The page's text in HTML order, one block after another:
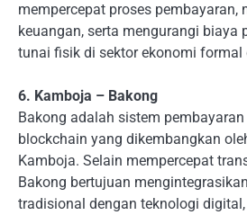
mempercepat proses pembayaran,
keuangan, serta mengurangi biaya
tunai fisik di sektor ekonomi
6. Kamboja – Bakong
Bakong adalah sistem
blockchain yang dikembangkan
Kamboja. Selain mempercepat
Bakong bertujuan
tradisional dengan teknologi